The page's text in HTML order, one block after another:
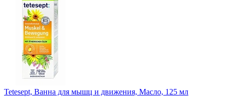
Tetesept, Ванна для мышц и движения, Масло, 125 мл